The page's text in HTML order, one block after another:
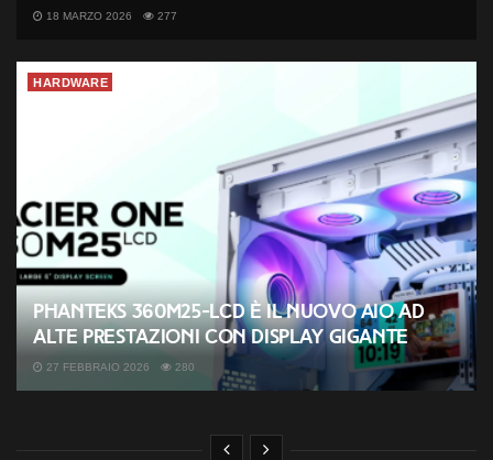
18 MARZO 2026 277
HARDWARE
Phanteks 360M25-LCD è il nuovo AIO ad
alte prestazioni con display gigante
27 FEBBRAIO 2026 280